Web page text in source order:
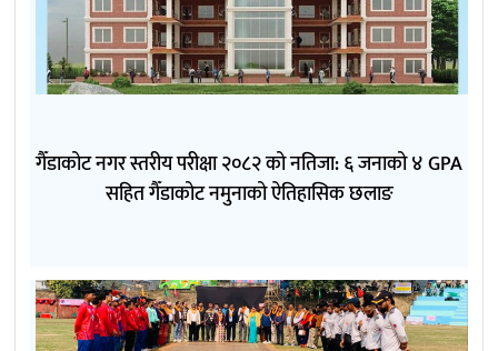
गैँडाकोट नगर स्तरीय परीक्षा २०८२ को नतिजा: ६ जनाको ४ GPA
सहित गैँडाकोट नमुनाको ऐतिहासिक छलाङ